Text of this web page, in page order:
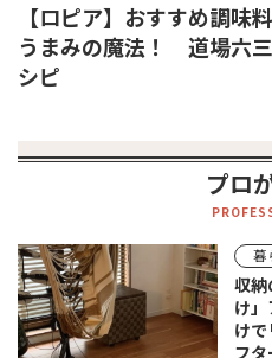
【ロピア】おすすめ調味
うまみの魔法！ 道場六
シピ
プロ
暮
収納
け
け
フタ